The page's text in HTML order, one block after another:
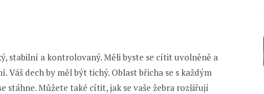
stabilní a kontrolovaný. Měli byste se cítit uvolněně a
Váš dech by měl být tichý. Oblast břicha se s každým
stáhne. Můžete také cítit, jak se vaše žebra rozšiřují